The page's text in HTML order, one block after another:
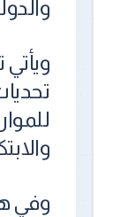
وفي